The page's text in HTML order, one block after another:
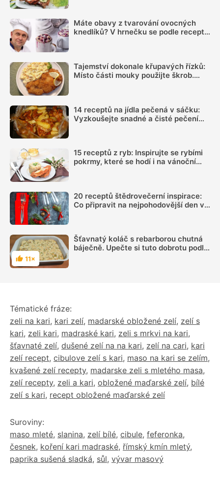
Máte obavy z tvarování ovocných
knedlíků? V hrnečku se podle receptu
Tajemství dokonale křupavých řízků:
Místo části mouky použijte škrob.
14 receptů na jídla pečená v sáčku:
Vyzkoušejte snadné a čisté pečení
15 receptů z ryb: Inspirujte se rybími
pokrmy, které se hodí i na vánoční
20 receptů štědrovečerní inspirace:
Co připravit na nejpohodovější den v
Hodnocení
11×
Šťavnatý koláč s rebarborou chutná
báječně. Upečte si tuto dobrotu podle
Tématické fráze:
zeli na kari, kari zelí, madarské obložené zelí, zelí s
kari, zeli kari, madraské kari, zeli s mrkvi na kari,
šťavnaté zelí, dušené zelí na na kari, zelí na cari, kari
zelí recept, cibulove zelí s kari, maso na kari se zelím,
kvašené zelí recepty, madarske zeli s mletého masa,
zelí recepty, zeli a kari, obložené maďarské zelí, bílé
zelí s kari, recept obložené maďarské zelí
Suroviny:
maso mleté, slanina, zelí bílé, cibule, feferonka,
česnek, koření kari madraské, římský kmín mletý,
paprika sušená sladká, sůl, vývar masový